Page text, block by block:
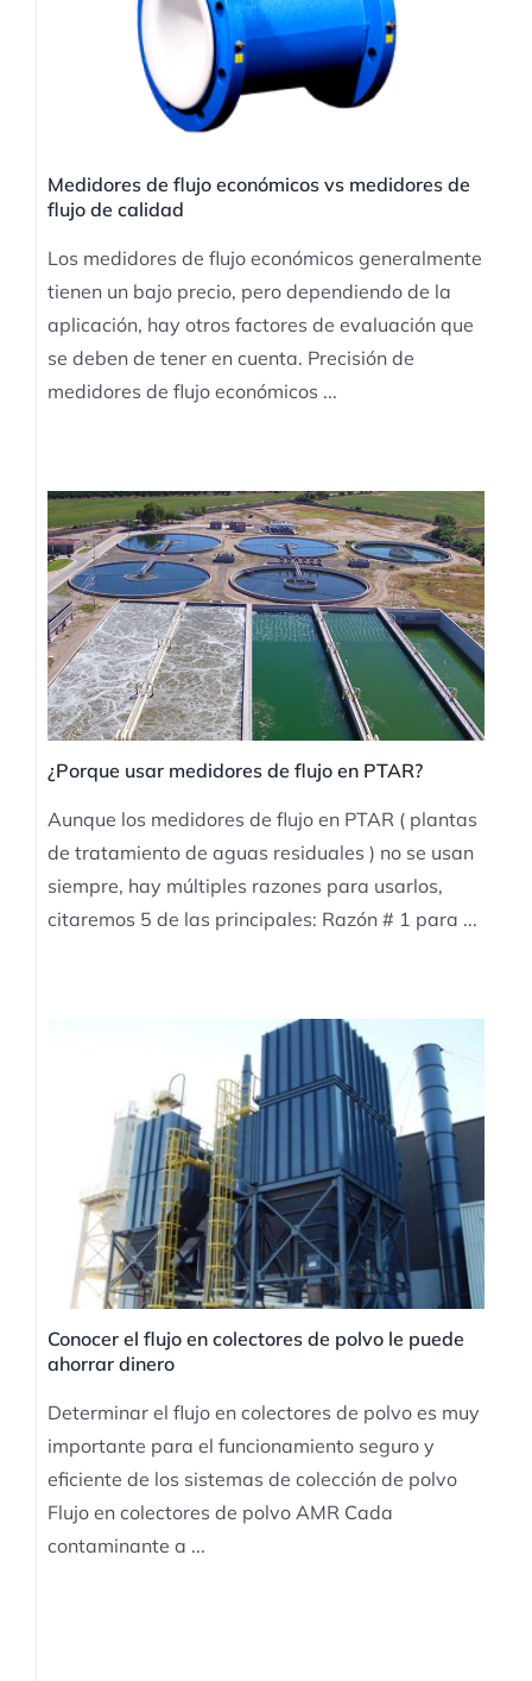
Medidores de flujo económicos vs medidores de
flujo de calidad
Los medidores de flujo económicos generalmente
tienen un bajo precio, pero dependiendo de la
aplicación, hay otros factores de evaluación que
se deben de tener en cuenta. Precisión de
medidores de flujo económicos ...
¿Porque usar medidores de flujo en PTAR?
Aunque los medidores de flujo en PTAR ( plantas
de tratamiento de aguas residuales ) no se usan
siempre, hay múltiples razones para usarlos,
citaremos 5 de las principales: Razón # 1 para ...
Conocer el flujo en colectores de polvo le puede
ahorrar dinero
Determinar el flujo en colectores de polvo es muy
importante para el funcionamiento seguro y
eficiente de los sistemas de colección de polvo
Flujo en colectores de polvo AMR Cada
contaminante a ...